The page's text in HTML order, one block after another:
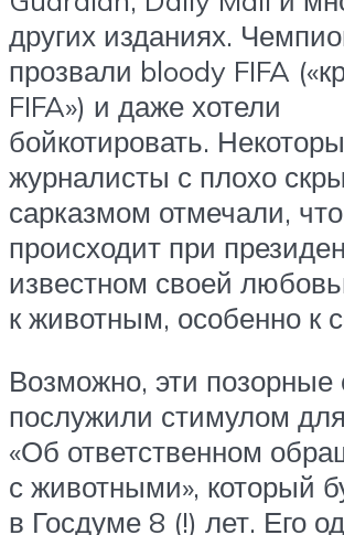
других изданиях.
прозвали bloody FIFA
FIFA») и даже хотели
бойкотировать.
журналисты с плохо
сарказмом отмечали,
происходит при
известном своей
к животным, особенно к
Возможно, эти позорные
послужили стимулом
«Об ответственном
с животными», который
в Госдуме 8 (!) лет. Его